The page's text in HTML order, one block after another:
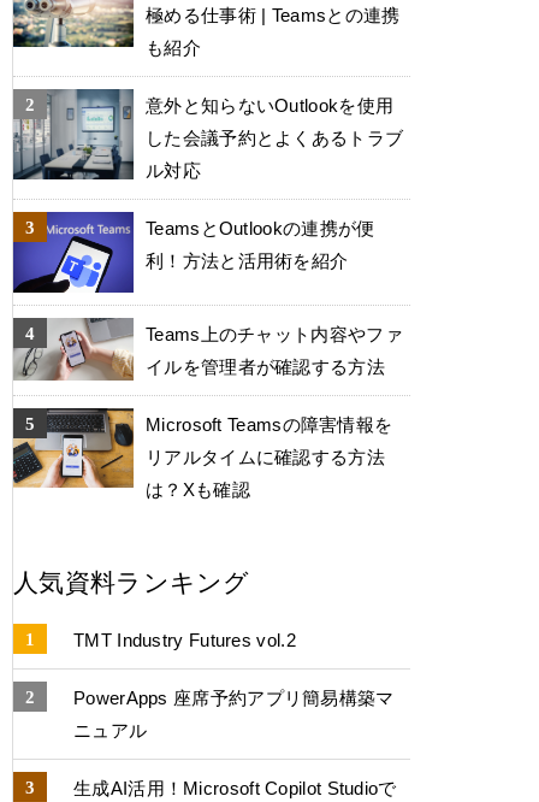
極める仕事術 | Teamsとの連携
も紹介
意外と知らないOutlookを使用
した会議予約とよくあるトラブ
ル対応
TeamsとOutlookの連携が便
利！方法と活用術を紹介
Teams上のチャット内容やファ
イルを管理者が確認する方法
Microsoft Teamsの障害情報を
リアルタイムに確認する方法
は？Xも確認
人気資料ランキング
TMT Industry Futures vol.2
PowerApps 座席予約アプリ簡易構築マ
ニュアル
生成AI活用！Microsoft Copilot Studioで